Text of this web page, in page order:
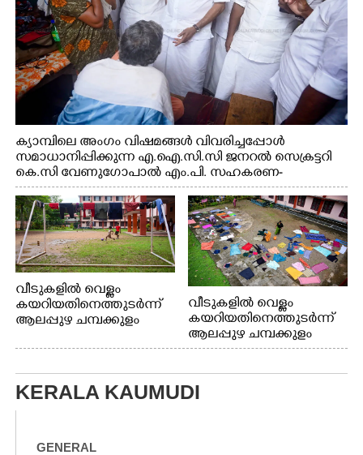
ക്യാമ്പിലെ അംഗം വിഷമങ്ങൾ വിവരിച്ചപ്പോൾ
സമാധാനിപ്പിക്കുന്ന എ.ഐ.സി.സി ജനറൽ സെക്രട്ടറി
കെ.സി വേണുഗോപാൽ എം.പി. സഹകരണ-
എക്സൈസ് വകുപ്പ് മന്ത്രി എം. ലിജു, എന്നിവർ
വീടുകളിൽ വെള്ളം
കയറിയതിനെത്തുടർന്ന്
ആലപ്പുഴ ചമ്പക്കുളം
പോരൂക്കര സെൻട്രൽ
ക്യാമ്പിലെത്തിയവർ
വസ്ത്രങ്ങൾ
ഉണക്കാനിട്ടിരിക്കുന്ന
ഫുട്ബോൾ കളികളിൽ
വീടുകളിൽ വെള്ളം
കയറിയതിനെത്തുടർന്ന്
ആലപ്പുഴ ചമ്പക്കുളം
ഫാദർ തോമസ്
ക്യാമ്പിലെത്തിയവർ മഴ
KERALA KAUMUDI
GENERAL